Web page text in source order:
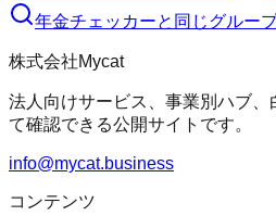
年金チェッカーと同じグルー
株式会社Mycat
法人向けサービス、事業別ハブ、
て確認できる公開サイトです。
info@mycat.business
コンテンツ